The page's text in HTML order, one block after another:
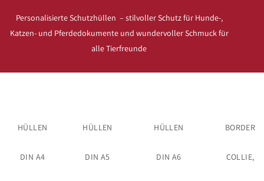
Personalisierte Schutzhüllen – stilvoller Schutz für Hunde-,
Katzen- und Pferdedokumente und wundervoller Schmuck für
alle Tierfreunde
HÜLLEN
DIN A4
HÜLLEN
DIN A5
HÜLLEN
DIN A6
BORDER
COLLIE,